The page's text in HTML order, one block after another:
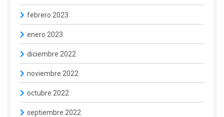
febrero 2023
enero 2023
diciembre 2022
noviembre 2022
octubre 2022
septiembre 2022